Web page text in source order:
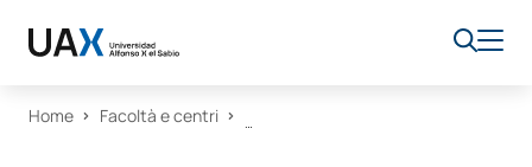
Home Facoltà e centri